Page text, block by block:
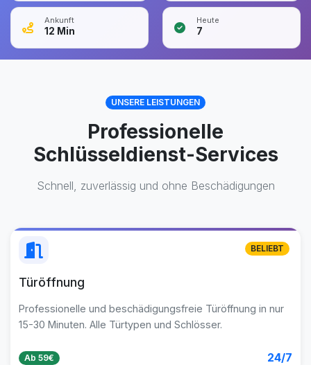
Ankunft
12 Min
Heute
7
UNSERE LEISTUNGEN
Professionelle
Schlüsseldienst-Services
Schnell, zuverlässig und ohne Beschädigungen
Türöffnung
Professionelle und beschädigungsfreie Türöffnung in nur
15-30 Minuten. Alle Türtypen und Schlösser.
Ab 59€ 24/7
BELIEBT